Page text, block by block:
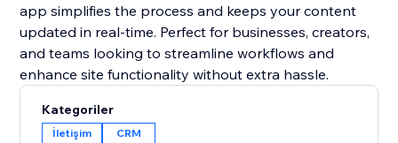
app simplifies the process and keeps your content
updated in real-time. Perfect for businesses, creators,
and teams looking to streamline workflows and
enhance site functionality without extra hassle.
Kategoriler
İletişim CRM